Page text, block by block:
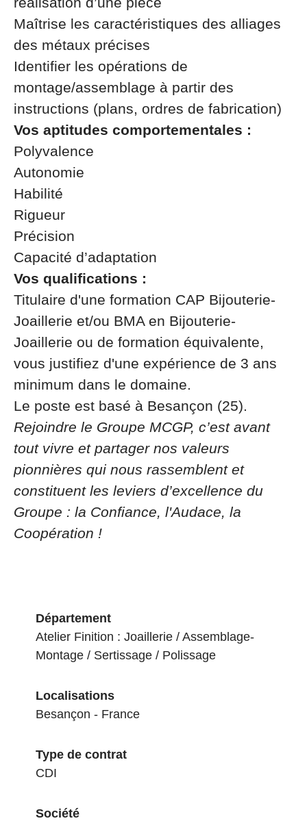
Maîtrise les caractéristiques des alliages
des métaux précises
Identifier les opérations de
montage/assemblage à partir des
instructions (plans, ordres de fabrication)
Vos aptitudes comportementales :
Polyvalence
Autonomie
Habilité
Rigueur
Précision
Capacité d’adaptation
Vos qualifications :
Titulaire d'une formation CAP Bijouterie-
Joaillerie et/ou BMA en Bijouterie-
Joaillerie ou de formation équivalente,
vous justifiez d'une expérience de 3 ans
minimum dans le domaine.
Le poste est basé à Besançon (25).
Rejoindre le Groupe MCGP, c’est avant
tout vivre et partager nos valeurs
pionnières qui nous rassemblent et
constituent les leviers d’excellence du
Groupe : la Confiance, l'Audace, la
Coopération !
Département
Atelier Finition : Joaillerie / Assemblage-
Montage / Sertissage / Polissage
Localisations
Besançon - France
Type de contrat
CDI
Société